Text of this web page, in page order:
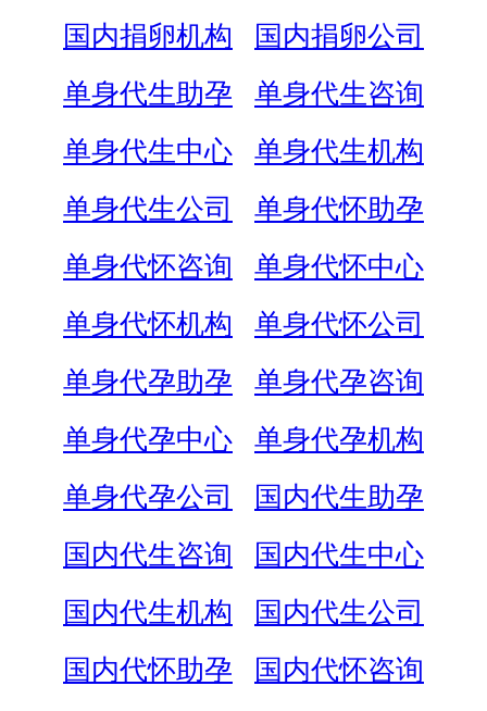
国内捐卵机构
国内捐卵公司
单身代生助孕
单身代生咨询
单身代生中心
单身代生机构
单身代生公司
单身代怀助孕
单身代怀咨询
单身代怀中心
单身代怀机构
单身代怀公司
单身代孕助孕
单身代孕咨询
单身代孕中心
单身代孕机构
单身代孕公司
国内代生助孕
国内代生咨询
国内代生中心
国内代生机构
国内代生公司
国内代怀助孕
国内代怀咨询